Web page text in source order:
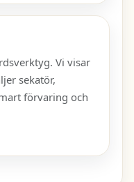
Vi visar
sekatör,
förvaring och